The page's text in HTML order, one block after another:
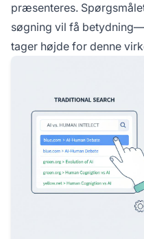
præsenteres.
søgning vil få
tager højde for denne